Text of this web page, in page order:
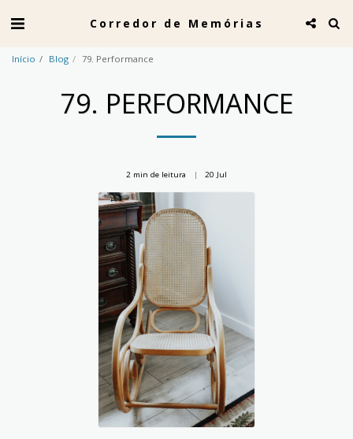
Corredor de Memórias
Início Blog 79. Performance
79. PERFORMANCE
2 min de leitura 20 Jul